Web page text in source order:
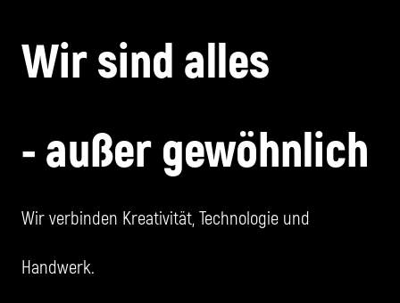
Wir sind alles
- außer gewöhnlich
Wir verbinden Kreativität, Technologie und
Handwerk.